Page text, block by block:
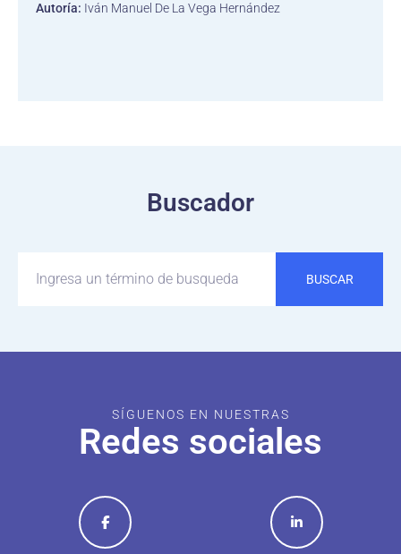
Autoría: Iván Manuel De La Vega Hernández
Buscador
BUSCAR
SÍGUENOS EN NUESTRAS
Redes sociales